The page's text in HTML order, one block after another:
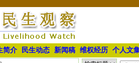
简介 民生动态 新闻稿 维权经历 个人文